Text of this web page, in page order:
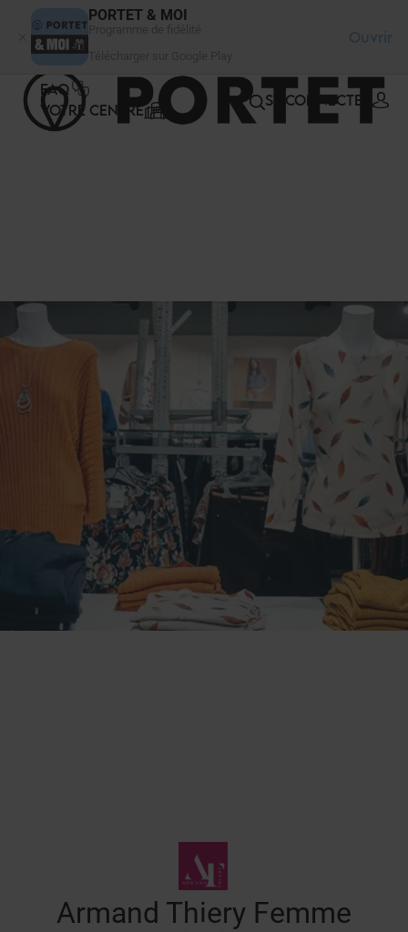
PORTET & MOI
Ouvrir
FAQ
VOTRE CENTRE
SE CONNECTER
Armand Thiery Femme
Panneau de gestion des cookies